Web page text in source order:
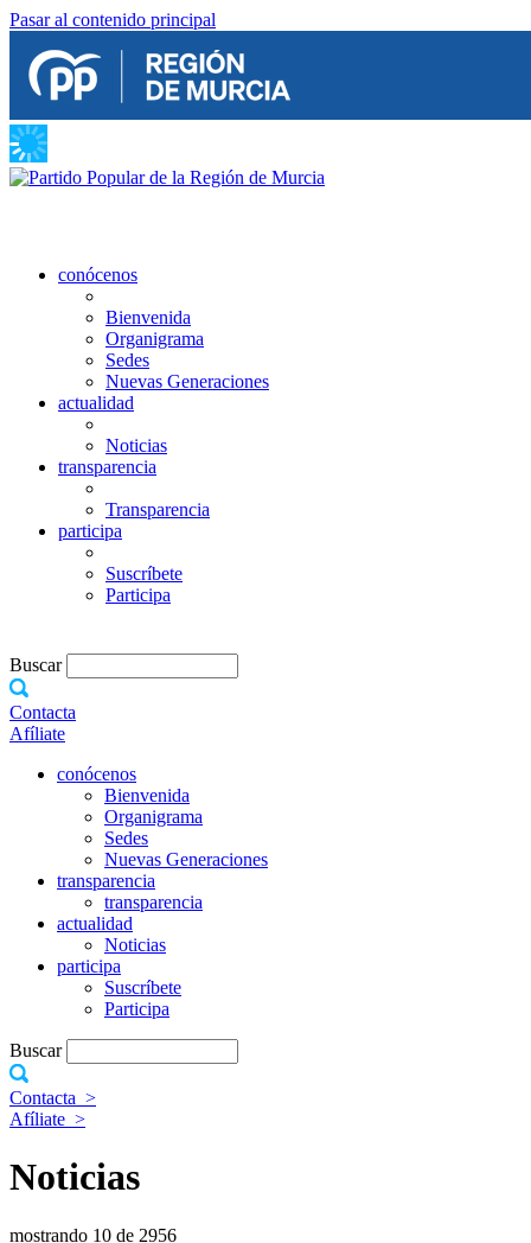
Pasar al contenido principal
conócenos
Bienvenida
Organigrama
Sedes
Nuevas Generaciones
actualidad
Noticias
transparencia
Transparencia
participa
Suscríbete
Participa
Buscar
Contacta
Afíliate
conócenos
Bienvenida
Organigrama
Sedes
Nuevas Generaciones
transparencia
transparencia
actualidad
Noticias
participa
Suscríbete
Participa
Buscar
Contacta >
Afíliate >
Noticias
mostrando 10 de 2956